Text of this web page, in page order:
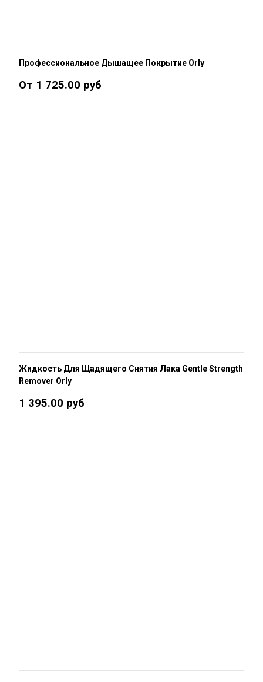
Профессиональное Дышащее Покрытие Orly
От 1 725.00 руб
Жидкость Для Щадящего Снятия Лака Gentle Strength
Remover Orly
1 395.00 руб